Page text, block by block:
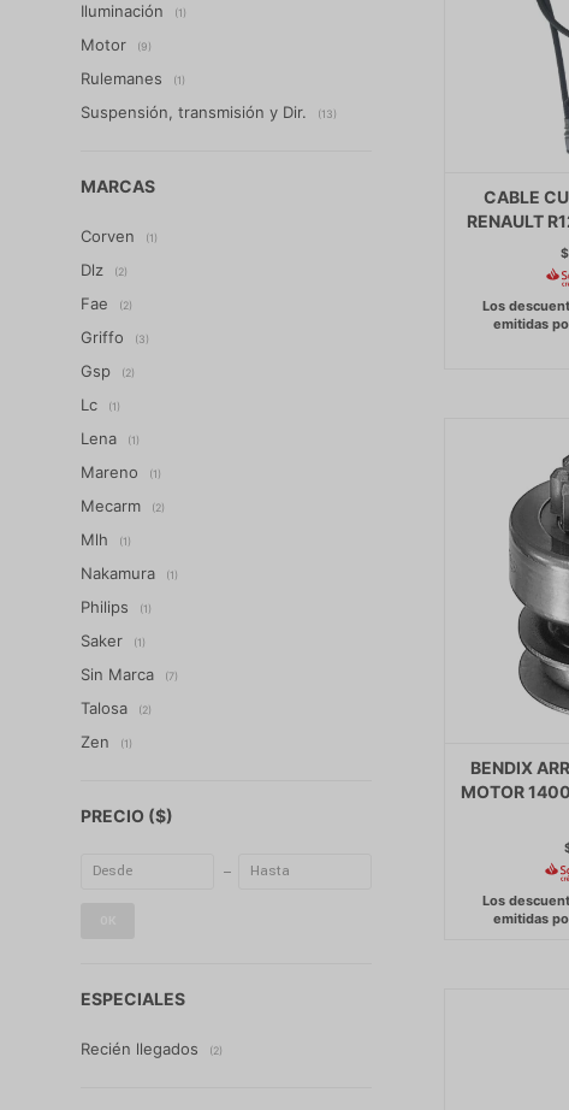
CABLE
RENAULT
$
BENDIX
MOTOR
Iluminación (1)
Motor (9)
Rulemanes (1)
Suspensión, transmisión y Dir. (13)
MARCAS
Corven (1)
Dlz (2)
Fae (2)
Griffo (3)
Gsp (2)
Lc (1)
Lena (1)
Mareno (1)
Mecarm (2)
Mlh (1)
Nakamura (1)
Philips (1)
Saker (1)
Sin Marca (7)
Talosa (2)
Zen (1)
PRECIO ($)
ESPECIALES
Recién llegados (2)